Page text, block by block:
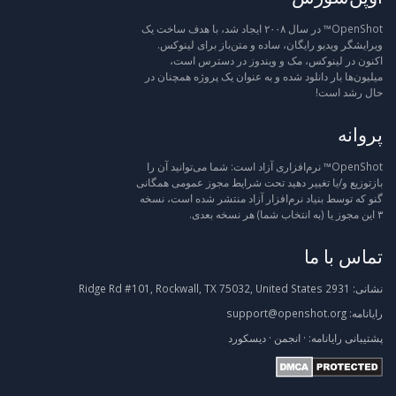
OpenShot™ در سال ۲۰۰۸ ایجاد شد، با هدف ساخت یک
ویرایشگر ویدیو رایگان، ساده و متن‌باز برای لینوکس.
اکنون در لینوکس، مک و ویندوز در دسترس است،
میلیون‌ها بار دانلود شده و به عنوان یک پروژه همچنان در
حال رشد است!
پروانه
OpenShot™ نرم‌افزاری آزاد است: شما می‌توانید آن را
بازتوزیع و/یا تغییر دهید تحت شرایط مجوز عمومی همگانی
گنو که توسط بنیاد نرم‌افزار آزاد منتشر شده است، نسخه
۳ این مجوز یا (به انتخاب شما) هر نسخه بعدی.
تماس با ما
نشانی:
رایانامه: support@openshot.org
پشتیبانی رایانامه: · انجمن · دیسکورد